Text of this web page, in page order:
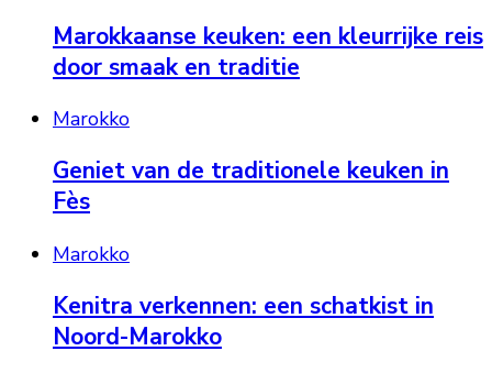
Marokkaanse keuken: een kleurrijke reis
door smaak en traditie
Marokko
Geniet van de traditionele keuken in
Fès
Marokko
Kenitra verkennen: een schatkist in
Noord-Marokko